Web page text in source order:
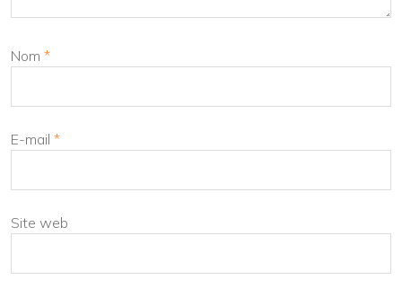
Nom *
E-mail *
Site web